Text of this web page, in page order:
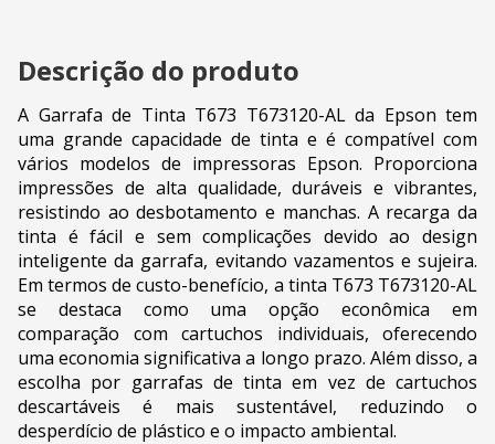
Descrição do produto
A Garrafa de Tinta T673 T673120-AL da Epson tem
uma grande capacidade de tinta e é compatível com
vários modelos de impressoras Epson. Proporciona
impressões de alta qualidade, duráveis e vibrantes,
resistindo ao desbotamento e manchas. A recarga da
tinta é fácil e sem complicações devido ao design
inteligente da garrafa, evitando vazamentos e sujeira.
Em termos de custo-benefício, a tinta T673 T673120-AL
se destaca como uma opção econômica em
comparação com cartuchos individuais, oferecendo
uma economia significativa a longo prazo. Além disso, a
escolha por garrafas de tinta em vez de cartuchos
descartáveis é mais sustentável, reduzindo o
desperdício de plástico e o impacto ambiental.